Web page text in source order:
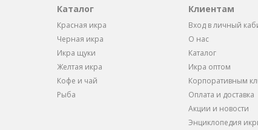
Каталог
Красная икра
Черная икра
Икра щуки
Желтая икра
Кофе и чай
Рыба
Клиентам
Вход в личный
О нас
Каталог
Икра оптом
Корпоративным
Оплата и доставка
Акции и новости
Энциклопедия